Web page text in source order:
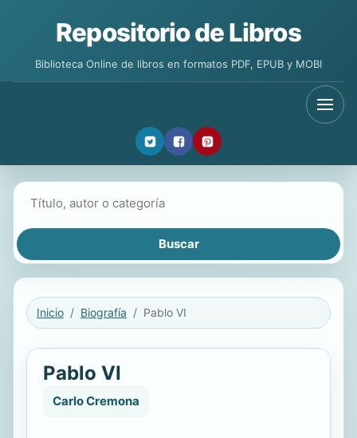
Repositorio de Libros
Biblioteca Online de libros en formatos PDF, EPUB y MOBI
Inicio Biografía Pablo VI
Pablo VI
Carlo Cremona